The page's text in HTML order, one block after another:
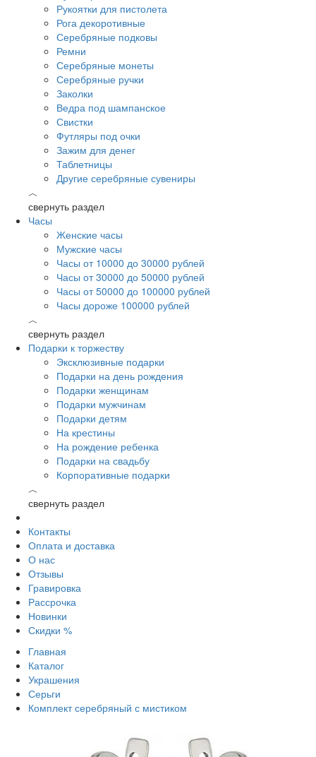
Рукоятки для пистолета
Рога декоротивные
Серебряные подковы
Ремни
Серебряные монеты
Серебряные ручки
Заколки
Ведра под шампанское
Свистки
Футляры под очки
Зажим для денег
Таблетницы
Другие серебряные сувениры
︿
свернуть раздел
Часы
Женские часы
Мужские часы
Часы от 10000 до 30000 рублей
Часы от 30000 до 50000 рублей
Часы от 50000 до 100000 рублей
Часы дороже 100000 рублей
︿
свернуть раздел
Подарки к торжеству
Эксклюзивные подарки
Подарки на день рождения
Подарки женщинам
Подарки мужчинам
Подарки детям
На крестины
На рождение ребенка
Подарки на свадьбу
Корпоративные подарки
︿
свернуть раздел
Контакты
Оплата и доставка
О нас
Отзывы
Гравировка
Рассрочка
Новинки
Скидки %
Главная
Каталог
Украшения
Серьги
Комплект серебряный с мистиком